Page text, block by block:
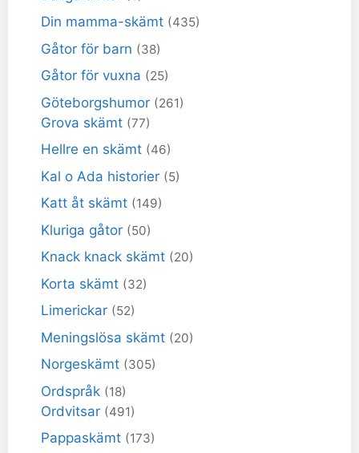
Din mamma-skämt (435)
Gåtor för barn (38)
Gåtor för vuxna (25)
Göteborgshumor (261)
Grova skämt (77)
Hellre en skämt (46)
Kal o Ada historier (5)
Katt åt skämt (149)
Kluriga gåtor (50)
Knack knack skämt (20)
Korta skämt (32)
Limerickar (52)
Meningslösa skämt (20)
Norgeskämt (305)
Ordspråk (18)
Ordvitsar (491)
Pappaskämt (173)